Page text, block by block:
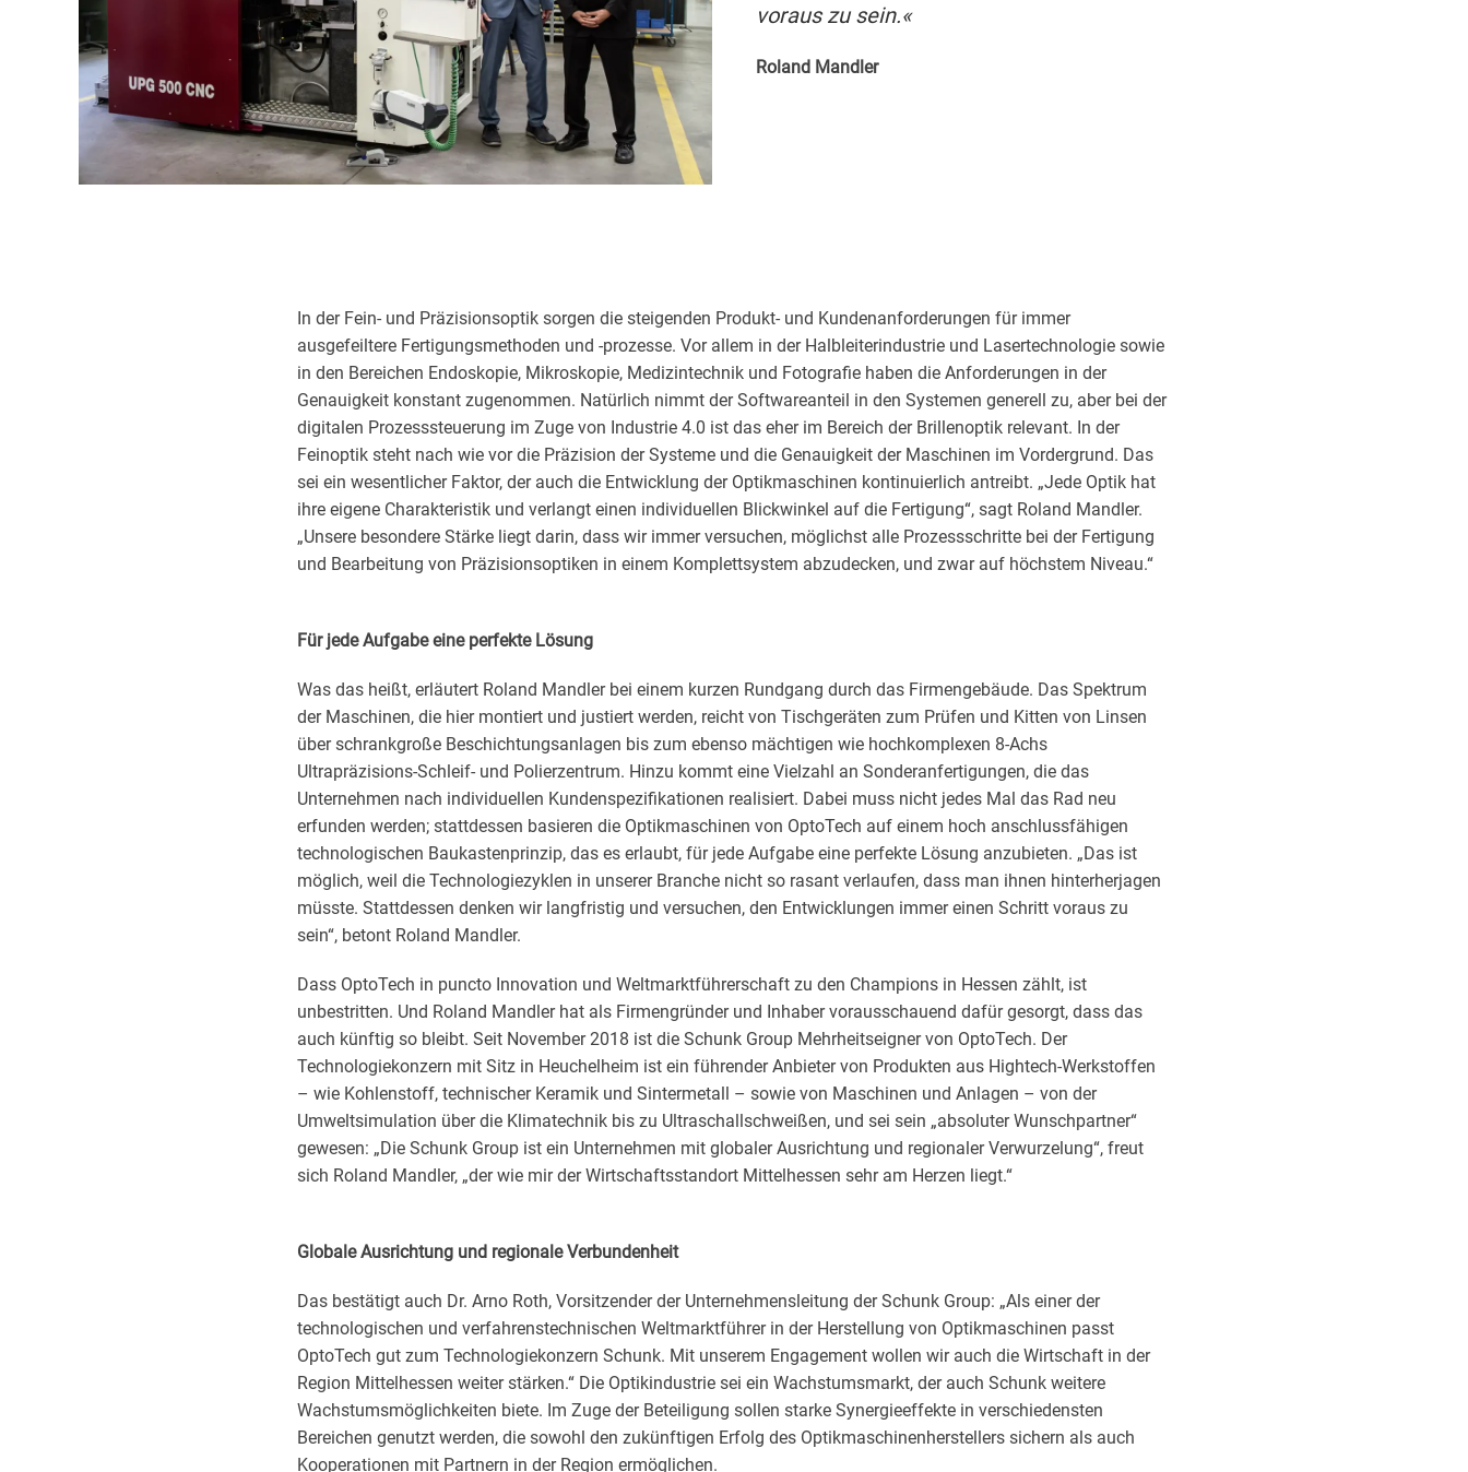
voraus zu sein.«
Roland Mandler
In der Fein- und Präzisionsoptik sorgen die steigenden Produkt- und Kundenanforderungen für immer
ausgefeiltere Fertigungsmethoden und -prozesse. Vor allem in der Halbleiterindustrie und Lasertechnologie sowie
in den Bereichen Endoskopie, Mikroskopie, Medizintechnik und Fotografie haben die Anforderungen in der
Genauigkeit konstant zugenommen. Natürlich nimmt der Softwareanteil in den Systemen generell zu, aber bei der
digitalen Prozesssteuerung im Zuge von Industrie 4.0 ist das eher im Bereich der Brillenoptik relevant. In der
Feinoptik steht nach wie vor die Präzision der Systeme und die Genauigkeit der Maschinen im Vordergrund. Das
sei ein wesentlicher Faktor, der auch die Entwicklung der Optikmaschinen kontinuierlich antreibt. „Jede Optik hat
ihre eigene Charakteristik und verlangt einen individuellen Blickwinkel auf die Fertigung“, sagt Roland Mandler.
„Unsere besondere Stärke liegt darin, dass wir immer versuchen, möglichst alle Prozessschritte bei der Fertigung
und Bearbeitung von Präzisionsoptiken in einem Komplettsystem abzudecken, und zwar auf höchstem Niveau.“
Für jede Aufgabe eine perfekte Lösung
Was das heißt, erläutert Roland Mandler bei einem kurzen Rundgang durch das Firmengebäude. Das Spektrum
der Maschinen, die hier montiert und justiert werden, reicht von Tischgeräten zum Prüfen und Kitten von Linsen
über schrankgroße Beschichtungsanlagen bis zum ebenso mächtigen wie hochkomplexen 8-Achs
Ultrapräzisions-Schleif- und Polierzentrum. Hinzu kommt eine Vielzahl an Sonderanfertigungen, die das
Unternehmen nach individuellen Kundenspezifikationen realisiert. Dabei muss nicht jedes Mal das Rad neu
erfunden werden; stattdessen basieren die Optikmaschinen von OptoTech auf einem hoch anschlussfähigen
technologischen Baukastenprinzip, das es erlaubt, für jede Aufgabe eine perfekte Lösung anzubieten. „Das ist
möglich, weil die Technologiezyklen in unserer Branche nicht so rasant verlaufen, dass man ihnen hinterherjagen
müsste. Stattdessen denken wir langfristig und versuchen, den Entwicklungen immer einen Schritt voraus zu
sein“, betont Roland Mandler.
Dass OptoTech in puncto Innovation und Weltmarktführerschaft zu den Champions in Hessen zählt, ist
unbestritten. Und Roland Mandler hat als Firmengründer und Inhaber vorausschauend dafür gesorgt, dass das
auch künftig so bleibt. Seit November 2018 ist die Schunk Group Mehrheitseigner von OptoTech. Der
Technologiekonzern mit Sitz in Heuchelheim ist ein führender Anbieter von Produkten aus Hightech-Werkstoffen
– wie Kohlenstoff, technischer Keramik und Sintermetall – sowie von Maschinen und Anlagen – von der
Umweltsimulation über die Klimatechnik bis zu Ultraschallschweißen, und sei sein „absoluter Wunschpartner“
gewesen: „Die Schunk Group ist ein Unternehmen mit globaler Ausrichtung und regionaler Verwurzelung“, freut
sich Roland Mandler, „der wie mir der Wirtschaftsstandort Mittelhessen sehr am Herzen liegt.“
Globale Ausrichtung und regionale Verbundenheit
Das bestätigt auch Dr. Arno Roth, Vorsitzender der Unternehmensleitung der Schunk Group: „Als einer der
technologischen und verfahrenstechnischen Weltmarktführer in der Herstellung von Optikmaschinen passt
OptoTech gut zum Technologiekonzern Schunk. Mit unserem Engagement wollen wir auch die Wirtschaft in der
Region Mittelhessen weiter stärken.“ Die Optikindustrie sei ein Wachstumsmarkt, der auch Schunk weitere
Wachstumsmöglichkeiten biete. Im Zuge der Beteiligung sollen starke Synergieeffekte in verschiedensten
Bereichen genutzt werden, die sowohl den zukünftigen Erfolg des Optikmaschinenherstellers sichern als auch
Kooperationen mit Partnern in der Region ermöglichen.